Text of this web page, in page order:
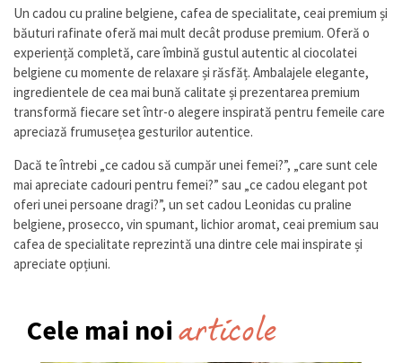
Un cadou cu praline belgiene, cafea de specialitate, ceai premium și
băuturi rafinate oferă mai mult decât produse premium. Oferă o
experiență completă, care îmbină gustul autentic al ciocolatei
belgiene cu momente de relaxare și răsfăț. Ambalajele elegante,
ingredientele de cea mai bună calitate și prezentarea premium
transformă fiecare set într-o alegere inspirată pentru femeile care
apreciază frumusețea gesturilor autentice.
Dacă te întrebi „ce cadou să cumpăr unei femei?”, „care sunt cele
mai apreciate cadouri pentru femei?” sau „ce cadou elegant pot
oferi unei persoane dragi?”, un set cadou Leonidas cu praline
belgiene, prosecco, vin spumant, lichior aromat, ceai premium sau
cafea de specialitate reprezintă una dintre cele mai inspirate și
apreciate opțiuni.
Cele mai noi articole